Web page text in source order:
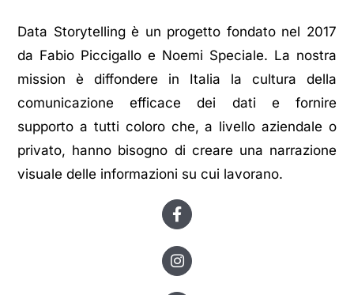
Data Storytelling è un progetto fondato nel 2017
da Fabio Piccigallo e Noemi Speciale. La nostra
mission è diffondere in Italia la cultura della
comunicazione efficace dei dati e fornire
supporto a tutti coloro che, a livello aziendale o
privato, hanno bisogno di creare una narrazione
visuale delle informazioni su cui lavorano.